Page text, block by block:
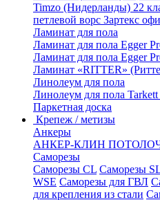
Timzo (Нидерланды) 22
петлевой ворс Зартекс
Ламинат для пола
Ламинат для пола Egger
Ламинат для пола Egger
Ламинат «RITTER»
Линолеум для пола
Линолеум для пола Tarkett
Паркетная доска
Крепеж / метизы
Анкеры
АНКЕР-КЛИН
Саморезы
Саморезы CL Саморезы
WSE Саморезы для ГВЛ
для крепления из стали